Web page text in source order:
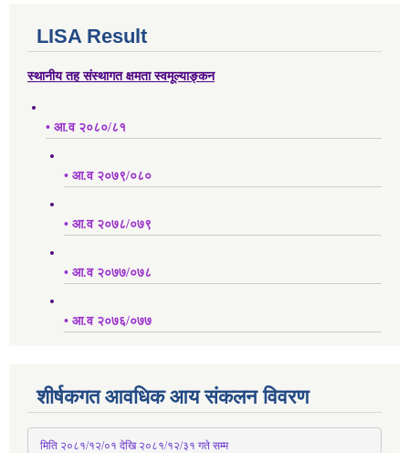
LISA Result
स्थानीय तह संस्थागत क्षमता स्वमूल्याङ्कन
• आ.व २०८०/८१
• आ.व २०७९/०८०
• आ.व २०७८/०७९
• आ.व २०७७/०७८
• आ.व २०७६/०७७
शीर्षकगत आवधिक आय संकलन विवरण
मिति २०८१/१२/०१ देखि २०८१/१२/३१ गते सम्म